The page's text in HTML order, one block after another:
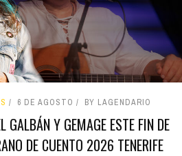
6 DE AGOSTO BY LAGENDARIO
GALBÁN Y GEMAGE ESTE FIN DE
DE CUENTO 2026 TENERIFE